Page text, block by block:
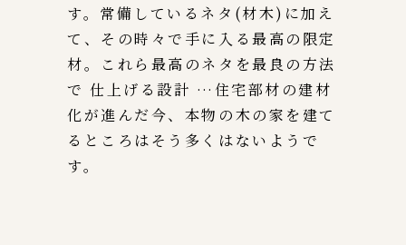
す。常備しているネタ(材木)に加え
て、その時々で手に入る最高の限定
材。これら最高のネタを最良の方法
で 仕上げる設計 …住宅部材の建材
化が進んだ今、本物の木の家を建て
るところはそう多くはないようで
す。